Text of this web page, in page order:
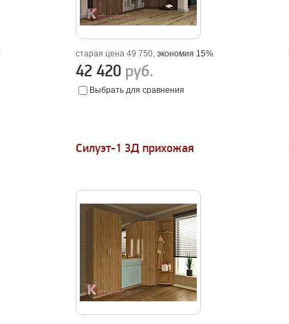
старая цена 49 750,экономия 15%
42 420 руб.
Выбрать для сравнения
Силуэт-1 3Д прихожая